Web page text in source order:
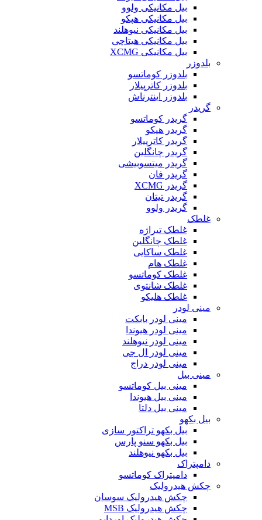
بیل مکانیکی ولوو
بیل مکانیکی هپکو
بیل مکانیکی نیوهلند
بیل مکانیکی هیتاچی
بیل مکانیکی XCMG
بلدوزر
بلدوزر کوماتسو
بلدوزر کاترپیلار
بلدوزر اینترناش
گریدر
گریدر کوماتسو
گریدر هپکو
گریدر کاترپیلار
گریدر چانگلین
گریدر میتسوبیشی
گریدر فان
گریدر XCMG
گریدر تیتان
گریدر ولوو
غلطک
غلطک تیراژه
غلطک چانگلین
غلطک ساکایی
غلطک هام
غلطک کوماتسو
غلطک شانتوی
غلطک هلیکو
مینی لودر
مینی لودر بابکت
مینی لودر هیوندا
مینی لودر نیوهلند
مینی لودر ال جی
مینی لودر دراج
مینی بیل
مینی بیل کوماتسو
مینی بیل هیوندا
مینی بیل دلتا
بیل بکهو
بیل بکهو تراکتور سازی
بیل بکهو سنو پارس
بیل بکهو نیوهلند
دامپتراک
دامپتراک کوماتسو
چکش هیدرولیک
چکش هیدرولیک سوسان
چکش هیدرولیک MSB